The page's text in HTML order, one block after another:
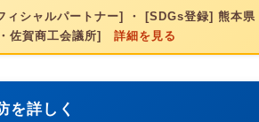
シャルパートナー] ・ [SDGs登録] 熊本
佐賀商工会議所] 詳細を見る
を詳しく